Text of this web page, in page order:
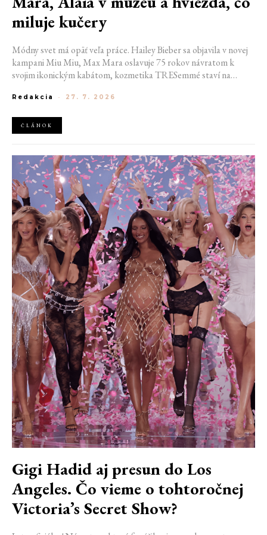
miluje kučery
Módny svet má opäť veľa práce. Hailey Bieber sa objavila v novej
kampani Miu Miu, Max Mara oslavuje 75 rokov návratom k
svojim ikonickým kabátom, kozmetika TRESemmé staví na
a v San Franciscu pripravujú prvú veľkú americkú retrospektívu
Redakcia - 27. 7. 2026
ČLÁNOK
Gigi Hadid aj presun do Los
Angeles. Čo vieme o tohtoročnej
Victoria’s Secret Show?